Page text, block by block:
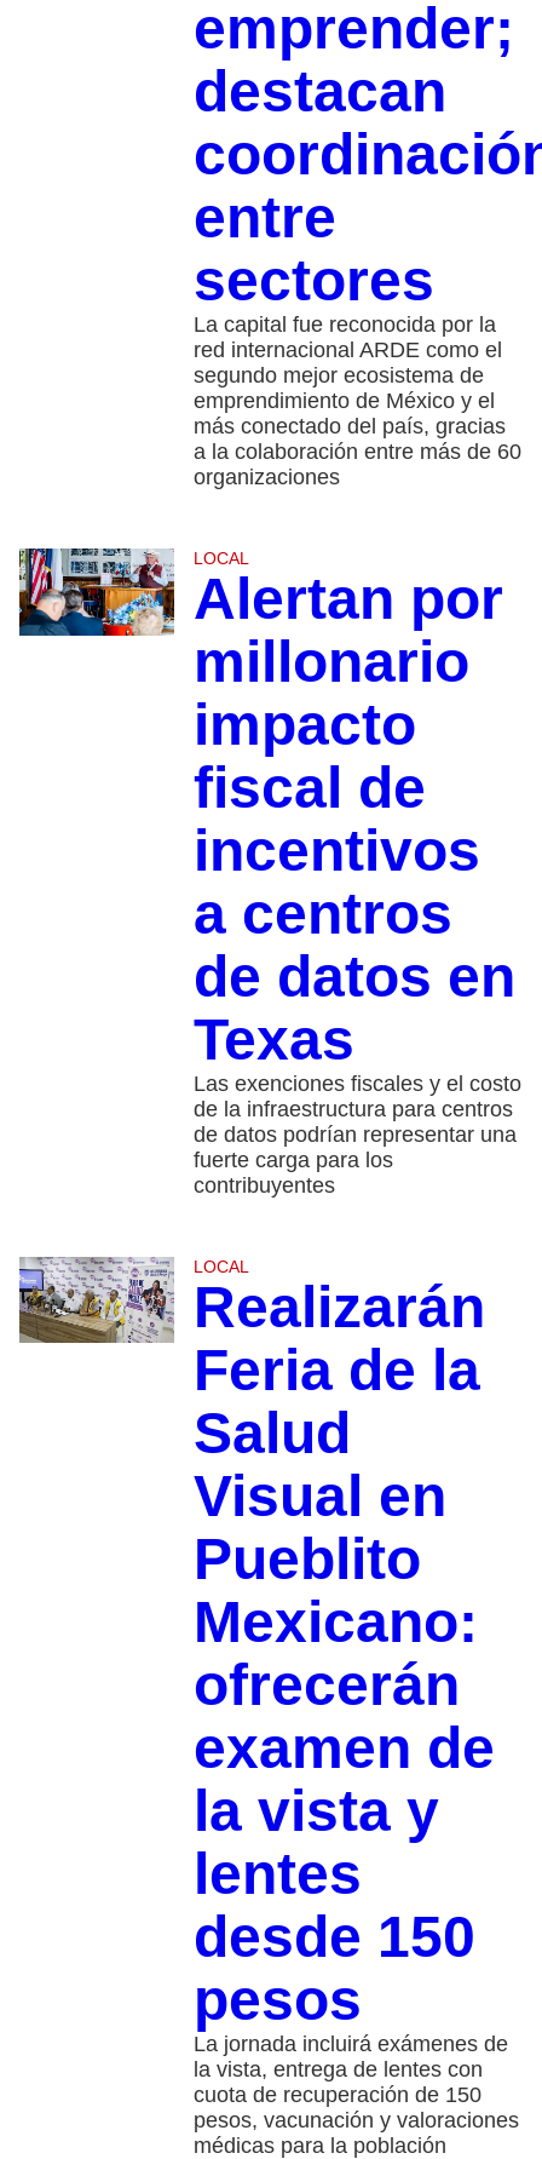
emprender;
destacan
entre
sectores
La capital fue reconocida por la
red internacional ARDE como el
segundo mejor ecosistema de
emprendimiento de México y el
más conectado del país, gracias
a la colaboración entre más de 60
organizaciones
LOCAL
Alertan por
millonario
impacto
fiscal de
incentivos
a centros
de datos en
Texas
Las exenciones fiscales y el costo
de la infraestructura para centros
de datos podrían representar una
fuerte carga para los
contribuyentes
LOCAL
Realizarán
Feria de la
Salud
Visual en
Pueblito
Mexicano:
ofrecerán
examen de
la vista y
lentes
desde 150
pesos
La jornada incluirá exámenes de
la vista, entrega de lentes con
cuota de recuperación de 150
pesos, vacunación y valoraciones
médicas para la población